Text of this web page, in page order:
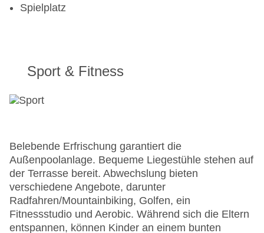
Spielplatz
Sport & Fitness
Belebende Erfrischung garantiert die
Außenpoolanlage. Bequeme Liegestühle stehen auf
der Terrasse bereit. Abwechslung bieten
verschiedene Angebote, darunter
Radfahren/Mountainbiking, Golfen, ein
Fitnessstudio und Aerobic. Während sich die Eltern
entspannen, können Kinder an einem bunten